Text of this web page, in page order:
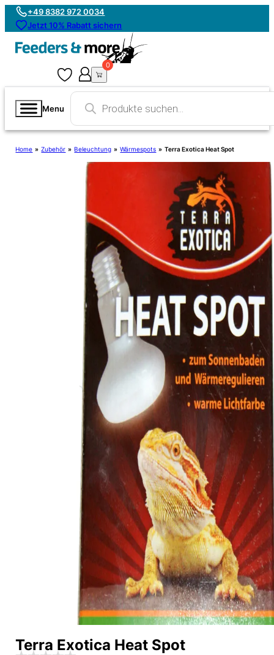
+49 8382 972 0034
Jetzt 10% Rabatt sichern
0
Menu
Products
search
Home » Zubehör » Beleuchtung » Wärmespots » Terra Exotica Heat Spot
Terra Exotica Heat Spot